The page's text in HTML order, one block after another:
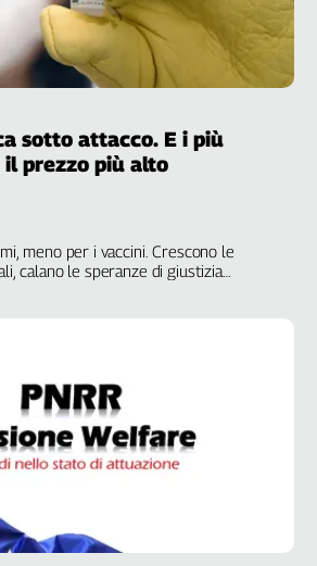
sotto attacco. E i più
prezzo più alto
meno per i vaccini. Crescono le
calano le speranze di giustizia